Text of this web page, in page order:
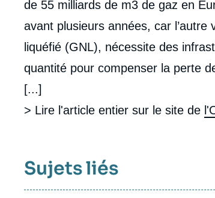
de 55 milliards de m3 de gaz en
avant plusieurs années, car l’autre
liquéfié (GNL), nécessite des
quantité pour compenser la perte
[...]
> Lire l'article entier sur le site de
Sujets liés